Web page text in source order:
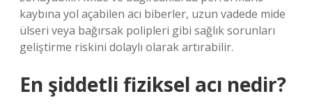
kaybına yol açabilen acı biberler, uzun vadede mide
ülseri veya bağırsak polipleri gibi sağlık sorunları
geliştirme riskini dolaylı olarak artırabilir.
En şiddetli fiziksel acı nedir?